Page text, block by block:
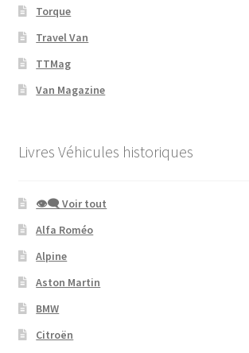
Torque
Travel Van
TTMag
Van Magazine
Livres Véhicules historiques
👁‍🗨 Voir tout
Alfa Roméo
Alpine
Aston Martin
BMW
Citroën